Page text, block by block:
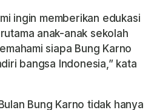
ingin memberikan edukasi
anak-anak sekolah
siapa Bung Karno
bangsa Indonesia,” kata
Bung Karno tidak hanya